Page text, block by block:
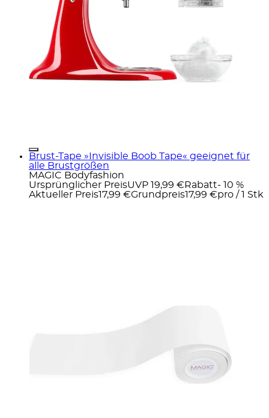
Brust-Tape »Invisible Boob Tape« geeignet für
alle Brustgrößen
MAGIC Bodyfashion
Ursprünglicher PreisUVP 19,99 € Rabatt- 10 %
Aktueller Preis17,99 €Grundpreis17,99 €pro / 1 Stk